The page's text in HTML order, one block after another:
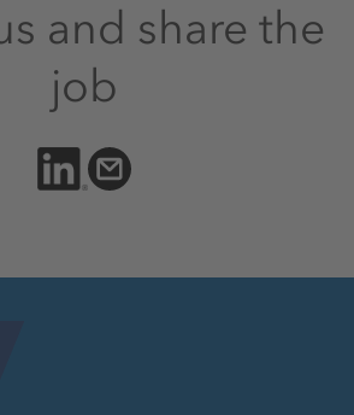
and share the
job